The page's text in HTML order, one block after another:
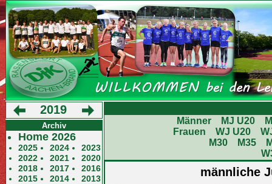
2019
Archiv
Home 2026
2025 2024
2023
2022
2021
2020
2018
2017
2016
2015
2014
2013
Männer MJ U20
Frauen
WJ U20
M30
M35
männliche